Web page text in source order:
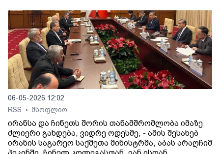
06-05-2026 12:02
RSS
• მსოფლიო
ირანსა და ჩინეთს შორის თანამშრომლობა იმაზე
ძლიერი გახდება, ვიდრე ოდესმე, - ამის შესახებ
ირანის საგარეო საქმეთა მინისტრმა, აბას არაღჩიმ